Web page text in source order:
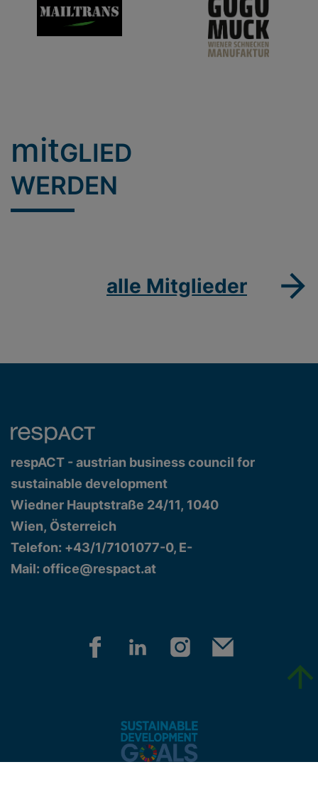
mitGLIED
WERDEN
alle Mitglieder
respACT - austrian business council for
sustainable development
Wiedner Hauptstraße 24/11, 1040
Wien, Österreich
Telefon: +43/1/7101077-0, E-
Mail: office@respact.at